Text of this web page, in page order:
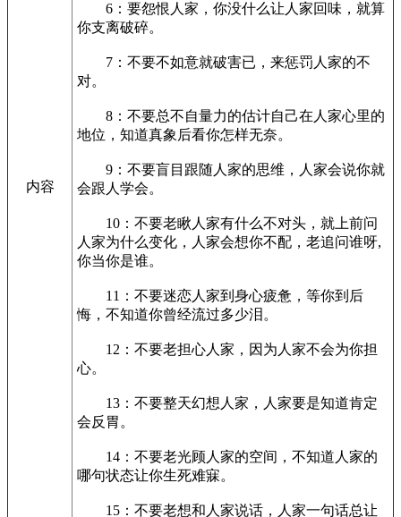
内容
6：要怨恨人家，你没什么让人家回味，就算
你支离破碎。
7：不要不如意就破害已，来惩罚人家的不
对。
8：不要总不自量力的估计自己在人家心里的
地位，知道真象后看你怎样无奈。
9：不要盲目跟随人家的思维，人家会说你就
会跟人学会。
10：不要老瞅人家有什么不对头，就上前问
人家为什么变化，人家会想你不配，老追问谁呀,
你当你是谁。
11：不要迷恋人家到身心疲惫，等你到后
悔，不知道你曾经流过多少泪。
12：不要老担心人家，因为人家不会为你担
心。
13：不要整天幻想人家，人家要是知道肯定
会反胃。
14：不要老光顾人家的空间，不知道人家的
哪句状态让你生死难寐。
15：不要老想和人家说话，人家一句话总让